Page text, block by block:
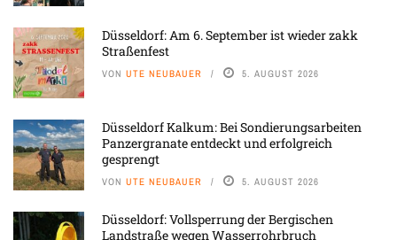
Düsseldorf: Am 6. September ist wieder zakk
Straßenfest
VON UTE NEUBAUER 5. AUGUST 2026
Düsseldorf Kalkum: Bei Sondierungsarbeiten
Panzergranate entdeckt und erfolgreich
gesprengt
VON UTE NEUBAUER 5. AUGUST 2026
Düsseldorf: Vollsperrung der Bergischen
Landstraße wegen Wasserrohrbruch